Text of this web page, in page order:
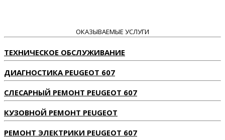
ОКАЗЫВАЕМЫЕ УСЛУГИ
ТЕХНИЧЕСКОЕ ОБСЛУЖИВАНИЕ
ДИАГНОСТИКА PEUGEOT 607
СЛЕСАРНЫЙ РЕМОНТ PEUGEOT 607
КУЗОВНОЙ РЕМОНТ PEUGEOT
РЕМОНТ ЭЛЕКТРИКИ PEUGEOT 607